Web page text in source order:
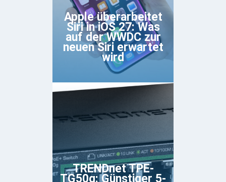
Apple überarbeitet
Siri in iOS 27: Was
auf der WWDC zur
neuen Siri erwartet
wird
TRENDnet TPE-
TG50g: Günstiger 5-